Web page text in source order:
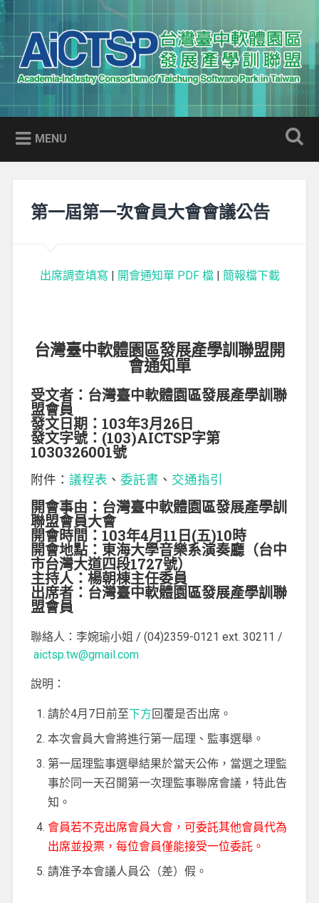
Skip
to
content
Search
AICTSP 台灣臺中軟體園區發展
產學訓聯盟
Academia-Industry Consortium of Taichung Software Park
in Taiwan
MENU
第一屆第一次會員大會會議公告
出席調查填寫 | 開會通知單 PDF 檔| 簡報檔下載
台灣臺中軟體園區發展產學訓聯盟開
會通知單
受文者：台灣臺中軟體園區發展產學訓聯
盟會員
發文日期：103年3月26日
發文字號：(103)AICTSP字第
1030326001號
附件： 議程表 、 委託書 、 交通指引
開會事由：台灣臺中軟體園區發展產學訓
聯盟會員大會
開會時間：103年4月11日(五)10時
開會地點：東海大學音樂系演奏廳（台中
市台灣大道四段1727號）
主持人：楊朝棟主任委員
出席者：台灣臺中軟體園區發展產學訓聯
盟會員
聯絡人：李婉瑜小姐 / (04)2359-0121 ext. 30211 /
aictsp.tw@gmail.com
說明：
請於4月7日前至下方回覆是否出席。
本次會員大會將進行第一屆理、監事選舉。
第一屆理監事選舉結果於當天公佈，當選之理監
事於同一天召開第一次理監事聯席會議，特此告
知。
會員若不克出席會員大會，可委託其他會員代為
出席並投票，每位會員僅能接受一位委託。
請准予本會議人員公（差）假。